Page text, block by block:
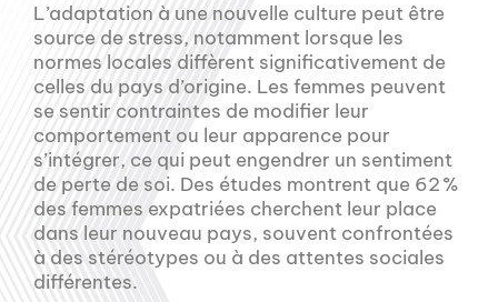
L’adaptation à une nouvelle culture peut être
source de stress, notamment lorsque les
normes locales diffèrent significativement de
celles du pays d’origine. Les femmes peuvent
se sentir contraintes de modifier leur
comportement ou leur apparence pour
s’intégrer, ce qui peut engendrer un sentiment
de perte de soi. Des études montrent que 62 %
des femmes expatriées cherchent leur place
dans leur nouveau pays, souvent confrontées
à des stéréotypes ou à des attentes sociales
différentes.